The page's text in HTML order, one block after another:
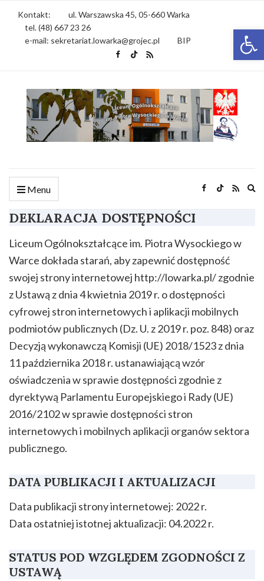
Kontakt:
ul. Warszawska 45, 05-660 Warka
tel. (48) 667 23 26
e-mail: sekretariat.lowarka@grojec.pl
BIP
Menu
DEKLARACJA DOSTĘPNOŚCI
Liceum Ogólnokształcące im. Piotra Wysockiego w
Warce dokłada starań, aby zapewnić dostępność
swojej strony internetowej http://lowarka.pl/ zgodnie
z Ustawą z dnia 4 kwietnia 2019 r. o dostępności
cyfrowej stron internetowych i aplikacji mobilnych
podmiotów publicznych (Dz. U. z 2019 r. poz. 848) oraz
Decyzją wykonawczą Komisji (UE) 2018/1523 z dnia
11 października 2018 r. ustanawiającą wzór
oświadczenia w sprawie dostępności zgodnie z
dyrektywą Parlamentu Europejskiego i Rady (UE)
2016/2102 w sprawie dostępności stron
internetowych i mobilnych aplikacji organów sektora
publicznego.
DATA PUBLIKACJI I AKTUALIZACJI
Data publikacji strony internetowej: 2022 r.
Data ostatniej istotnej aktualizacji: 04.2022 r.
STATUS POD WZGLĘDEM ZGODNOŚCI Z
USTAWĄ